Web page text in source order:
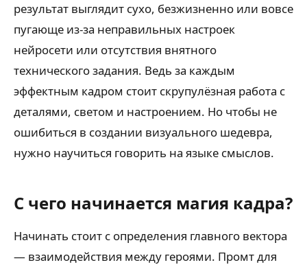
результат выглядит сухо, безжизненно или вовсе
пугающе из-за неправильных настроек
нейросети или отсутствия внятного
технического задания. Ведь за каждым
эффектным кадром стоит скрупулёзная работа с
деталями, светом и настроением. Но чтобы не
ошибиться в создании визуального шедевра,
нужно научиться говорить на языке смыслов.
С чего начинается магия кадра?
Начинать стоит с определения главного вектора
— взаимодействия между героями. Промт для